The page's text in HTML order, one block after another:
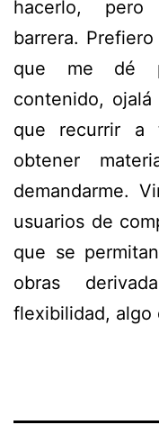
hacerlo, pero
barrera.
que me dé
contenido,
que recurrir a
obtener
demandarme.
usuarios de
que se
obras
flexibilidad, algo